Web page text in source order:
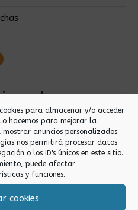
para almacenar y/o acceder
hacemos para mejorar la
anuncios personalizados.
nos permitirá procesar datos
o los ID's únicos en este sitio.
puede afectar
y funciones.
cookies